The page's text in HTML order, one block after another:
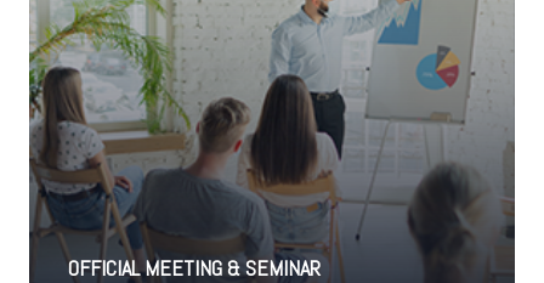
OFFICIAL MEETING & SEMINAR